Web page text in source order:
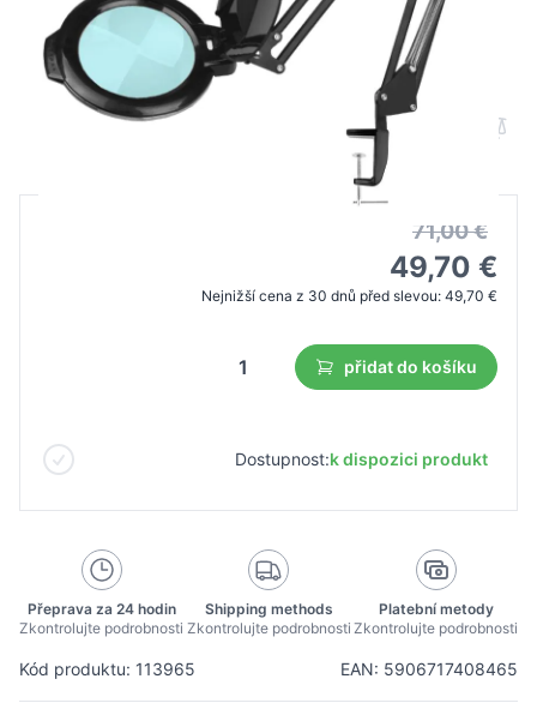
Svetlá led svetla Moonlight 8013/6'
čierna do blatu
Kód produktu: 113965 EAN: 5906717408465
Maloobchodní cena
71,00 €
49,70 €
Nejnižší cena z 30 dnů před slevou: 49,70 €
přidat do košíku
Dostupnost:k dispozici produkt
Přeprava za 24 hodin
Zkontrolujte podrobnosti
Shipping methods
Zkontrolujte podrobnosti
Platební metody
Zkontrolujte podrobnosti